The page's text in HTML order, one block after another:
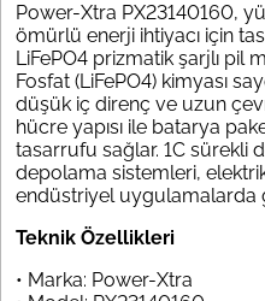
Power-Xtra PX23140160,
ömürlü enerji ihtiyacı için
LiFePO4 prizmatik şarjlı pil
Fosfat (LiFePO4) kimyası
düşük iç direnç ve uzun
hücre yapısı ile batarya
tasarrufu sağlar. 1C sürekli
depolama sistemleri,
endüstriyel uygulamalarda
Teknik Özellikleri
• Marka: Power-Xtra